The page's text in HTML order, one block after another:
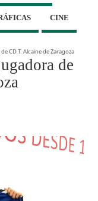
CINE
CD T. Alcaine de Zaragoza
de